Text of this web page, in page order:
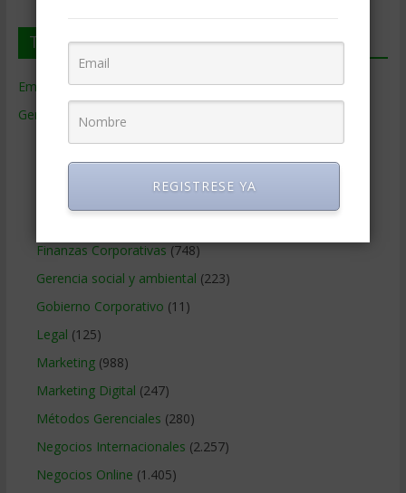
Temas de Gerencia
Empresas de Gerencia(38)
Gerencia
(9.477)
Ciencias Económicas
Contabilidad(466)
(454)
Finanzas Corporativas (748)
Gerencia social y ambiental (223)
Gobierno Corporativo (11)
Legal (125)
Marketing(988)
Marketing Digital (247)
Métodos Gerenciales (280)
Negocios Internacionales (2.257)
Negocios Online (1.405)
REGISTRESE YA